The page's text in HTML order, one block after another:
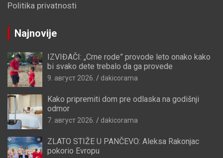
Politika privatnosti
Najnovije
IZVIĐAČI: „Crne rode” provode leto onako kako
bi svako dete trebalo da ga provede
9. август 2026. dakicorama
Kako pripremiti dom pre odlaska na godišnji
odmor
7. август 2026. dakicorama
ZLATO STIŽE U PANČEVO: Aleksa Rakonjac
pokorio Evropu